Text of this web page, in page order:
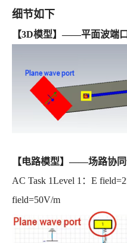
细节如下
【3D模型】——平面波端
【电路模型】——场路协
AC Task 1Level 1：E
field=50V/m